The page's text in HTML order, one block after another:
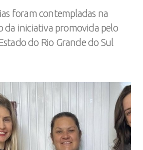
foram contempladas na
da iniciativa promovida pelo
do Rio Grande do Sul